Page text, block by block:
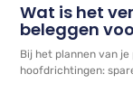
Wat is het
beleggen
Bij het plannen van
hoofdrichtingen: